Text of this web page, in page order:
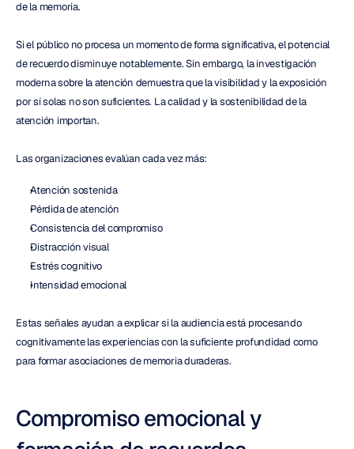
de la memoria.
Si el público no procesa un momento de forma significativa, el potencial
de recuerdo disminuye notablemente. Sin embargo, la investigación
moderna sobre la atención demuestra que la visibilidad y la exposición
por sí solas no son suficientes. La calidad y la sostenibilidad de la
atención importan.
Las organizaciones evalúan cada vez más:
Atención sostenida
Pérdida de atención
Consistencia del compromiso
Distracción visual
Estrés cognitivo
Intensidad emocional
Estas señales ayudan a explicar si la audiencia está procesando
cognitivamente las experiencias con la suficiente profundidad como
para formar asociaciones de memoria duraderas.
Compromiso emocional y